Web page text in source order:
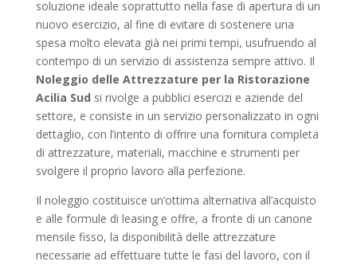
soluzione ideale soprattutto nella fase di apertura di un
nuovo esercizio, al fine di evitare di sostenere una
spesa molto elevata già nei primi tempi, usufruendo al
contempo di un servizio di assistenza sempre attivo. Il
Noleggio delle Attrezzature per la Ristorazione
Acilia Sud si rivolge a pubblici esercizi e aziende del
settore, e consiste in un servizio personalizzato in ogni
dettaglio, con l’intento di offrire una fornitura completa
di attrezzature, materiali, macchine e strumenti per
svolgere il proprio lavoro alla perfezione.
Il noleggio costituisce un’ottima alternativa all’acquisto
e alle formule di leasing e offre, a fronte di un canone
mensile fisso, la disponibilità delle attrezzature
necessarie ad effettuare tutte le fasi del lavoro, con il